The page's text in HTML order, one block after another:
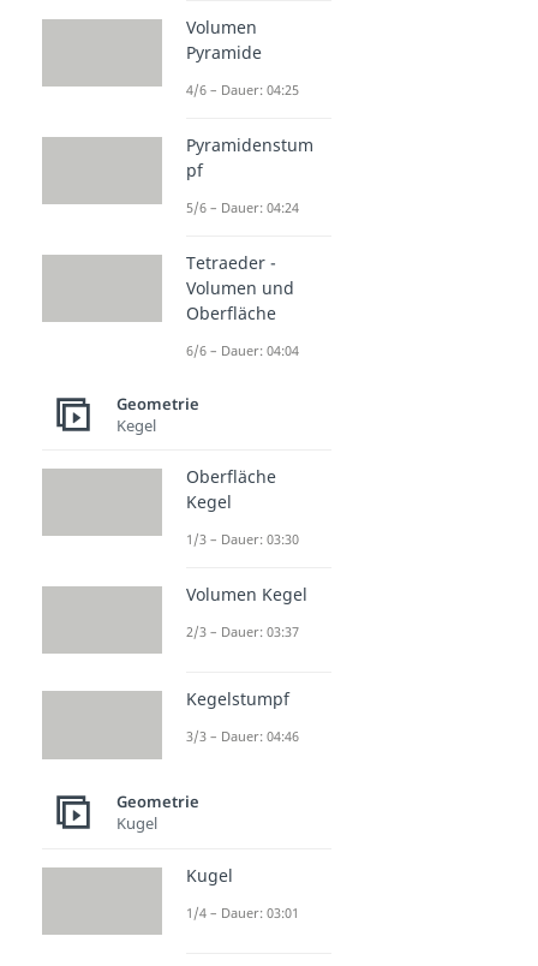
Volumen
Pyramide
4/6 – Dauer: 04:25
Pyramidenstum
pf
5/6 – Dauer: 04:24
Tetraeder -
Volumen und
Oberfläche
6/6 – Dauer: 04:04
Geometrie
Kegel
Oberfläche
Kegel
1/3 – Dauer: 03:30
Volumen Kegel
2/3 – Dauer: 03:37
Kegelstumpf
3/3 – Dauer: 04:46
Geometrie
Kugel
Kugel
1/4 – Dauer: 03:01